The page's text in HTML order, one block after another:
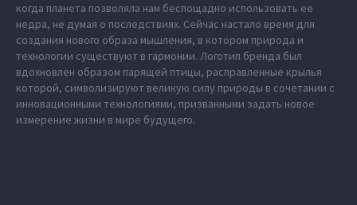
когда планета позволяла нам беспощадно использовать ее
недра, не думая о последствиях. Сейчас настало время для
создания нового образа мышления, в котором природа и
технологии существуют в гармонии. Логотип бренда был
вдохновлен образом парящей птицы, расправленные крылья
которой, символизируют великую силу природы в сочетании с
инновационными технологиями, призванными задать новое
измерение жизни в мире будущего.